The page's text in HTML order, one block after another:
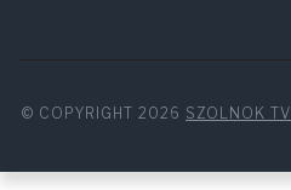
© COPYRIGHT 2026 SZOLNOK TV